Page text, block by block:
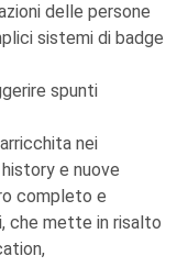
delle persone
sistemi di badge
spunti
nei
e nuove
completo e
che mette in risalto